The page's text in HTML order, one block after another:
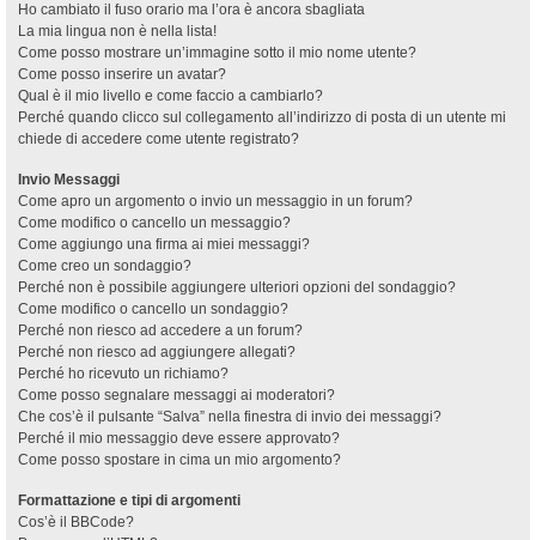
Ho cambiato il fuso orario ma l’ora è ancora sbagliata
La mia lingua non è nella lista!
Come posso mostrare un’immagine sotto il mio nome utente?
Come posso inserire un avatar?
Qual è il mio livello e come faccio a cambiarlo?
Perché quando clicco sul collegamento all’indirizzo di posta di un utente mi
chiede di accedere come utente registrato?
Invio Messaggi
Come apro un argomento o invio un messaggio in un forum?
Come modifico o cancello un messaggio?
Come aggiungo una firma ai miei messaggi?
Come creo un sondaggio?
Perché non è possibile aggiungere ulteriori opzioni del sondaggio?
Come modifico o cancello un sondaggio?
Perché non riesco ad accedere a un forum?
Perché non riesco ad aggiungere allegati?
Perché ho ricevuto un richiamo?
Come posso segnalare messaggi ai moderatori?
Che cos’è il pulsante “Salva” nella finestra di invio dei messaggi?
Perché il mio messaggio deve essere approvato?
Come posso spostare in cima un mio argomento?
Formattazione e tipi di argomenti
Cos’è il BBCode?